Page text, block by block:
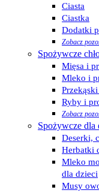
Ciasta
Ciastka
Dodatki
Zobacz
Spożywcze
Mięsa i
Mleko i
Ryby i
Zobacz
Spożywcze dla
Deserki,
Herbatki
Mleko
dla dzieci
Musy